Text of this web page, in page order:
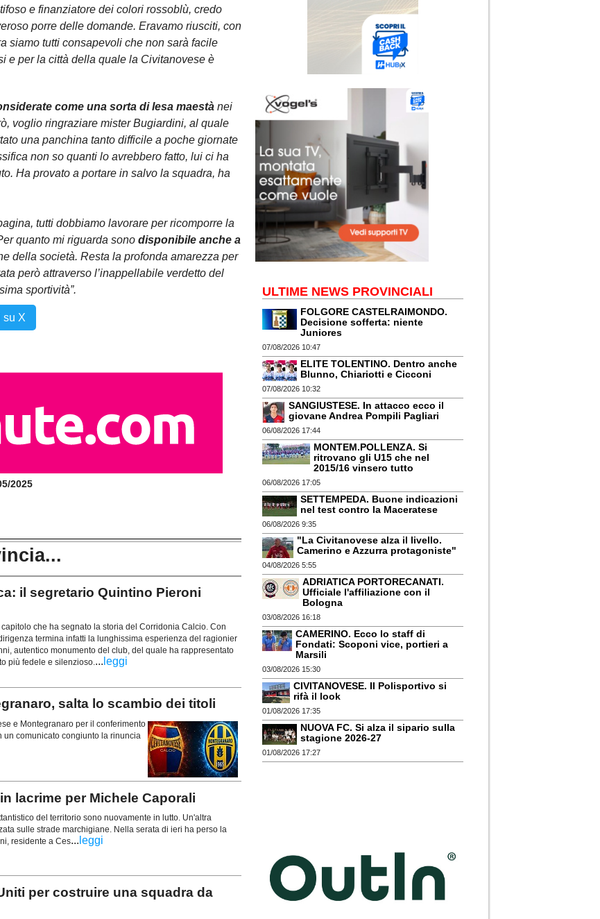
e finanziatore dei colori rossoblù, credo
porre delle domande. Eravamo riusciti, con
siamo tutti consapevoli che non sarà facile
e per la città della quale la Civitanovese è
come una sorta di lesa maestà nei
voglio ringraziare mister Bugiardini, al quale
una panchina tanto difficile a poche giornate
non so quanti lo avrebbero fatto, lui ci ha
Ha provato a portare in salvo la squadra, ha
tutti dobbiamo lavorare per ricomporre la
quanto mi riguarda sono disponibile anche a
della società. Resta la profonda amarezza per
però attraverso l’inappellabile verdetto del
sportività”.
su X
2025
il segretario Quintino Pieroni
che ha segnato la storia del Corridonia Calcio. Con
termina infatti la lunghissima esperienza del ragionier
autentico monumento del club, del quale ha rappresentato
più fedele e silenzioso. ... leggi
salta lo scambio dei titoli
e Montegranaro per il conferimento
un comunicato congiunto la rinuncia
lacrime per Michele Caporali
del territorio sono nuovamente in lutto. Un'altra
sulle strade marchigiane. Nella serata di ieri ha perso la
residente a Ces... leggi
per costruire una squadra da
ULTIME NEWS PROVINCIALI
FOLGORE CASTELRAIMONDO.
Decisione sofferta: niente
Juniores
07/08/2026 10:47
ELITE TOLENTINO. Dentro anche
Blunno, Chiariotti e Cicconi
07/08/2026 10:32
SANGIUSTESE. In attacco ecco il
giovane Andrea Pompili Pagliari
06/08/2026 17:44
MONTEM.POLLENZA. Si
ritrovano gli U15 che nel
2015/16 vinsero tutto
06/08/2026 17:05
SETTEMPEDA. Buone indicazioni
nel test contro la Maceratese
06/08/2026 9:35
"La Civitanovese alza il livello.
Camerino e Azzurra protagoniste"
04/08/2026 5:55
ADRIATICA PORTORECANATI.
Ufficiale l'affiliazione con il
Bologna
03/08/2026 16:18
CAMERINO. Ecco lo staff di
Fondati: Scoponi vice, portieri a
Marsili
03/08/2026 15:30
CIVITANOVESE. Il Polisportivo si
rifà il look
01/08/2026 17:35
NUOVA FC. Si alza il sipario sulla
stagione 2026-27
01/08/2026 17:27